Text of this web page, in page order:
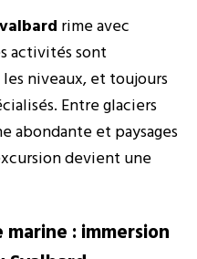
rime avec
activités sont
niveaux, et toujours
Entre glaciers
abondante et paysages
devient une
: immersion